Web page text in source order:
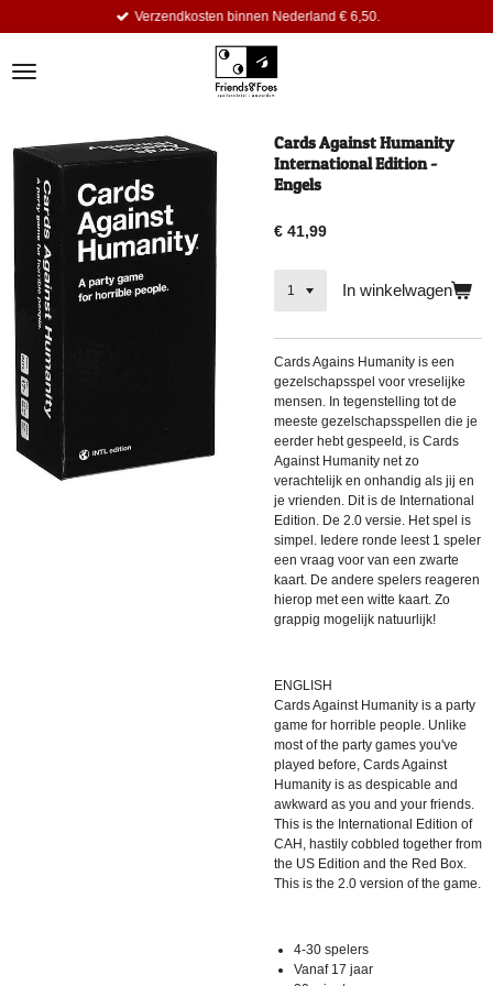
de
Verzendkosten binnen Nederland € 6,50.
Cards Against Humanity
International Edition -
Engels
€ 41,99
In winkelwagen
Cards Agains Humanity is een
gezelschapsspel voor vreselijke
mensen. In tegenstelling tot de
meeste gezelschapsspellen die je
eerder hebt gespeeld, is Cards
Against Humanity net zo
verachtelijk en onhandig als jij en
je vrienden. Dit is de International
Edition. De 2.0 versie. Het spel is
simpel. Iedere ronde leest 1 speler
een vraag voor van een zwarte
kaart. De andere spelers reageren
hierop met een witte kaart. Zo
grappig mogelijk natuurlijk!
ENGLISH
Cards Against Humanity is a party
game for horrible people. Unlike
most of the party games you've
played before, Cards Against
Humanity is as despicable and
awkward as you and your friends.
This is the International Edition of
CAH, hastily cobbled together from
the US Edition and the Red Box.
This is the 2.0 version of the game.
4-30 spelers
Vanaf 17 jaar